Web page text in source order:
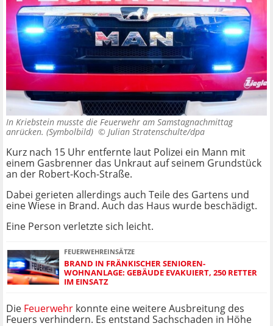
In Kriebstein musste die Feuerwehr am Samstagnachmittag
anrücken. (Symbolbild) © Julian Stratenschulte/dpa
Kurz nach 15 Uhr entfernte laut Polizei ein Mann mit
einem Gasbrenner das Unkraut auf seinem Grundstück
an der Robert-Koch-Straße.
Dabei gerieten allerdings auch Teile des Gartens und
eine Wiese in Brand. Auch das Haus wurde beschädigt.
Eine Person verletzte sich leicht.
FEUERWEHREINSÄTZE
BRAND IN FRÄNKISCHER SENIOREN-
WOHNANLAGE: GEBÄUDE EVAKUIERT, 250 RETTER
IM EINSATZ
Die Feuerwehr konnte eine weitere Ausbreitung des
Feuers verhindern. Es entstand Sachschaden in Höhe